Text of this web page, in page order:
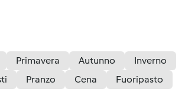
Primavera Autunno
Inverno
Pranzo Cena
Fuoripasto